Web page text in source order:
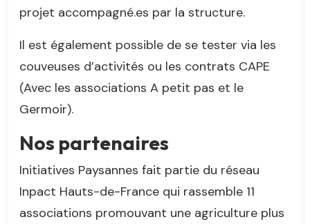
projet accompagné.es par la structure.
Il est également possible de se tester via les
couveuses d’activités ou les contrats CAPE
(Avec les associations A petit pas et le
Germoir).
Nos partenaires
Initiatives Paysannes fait partie du réseau
Inpact Hauts-de-France qui rassemble 11
associations promouvant une agriculture plus